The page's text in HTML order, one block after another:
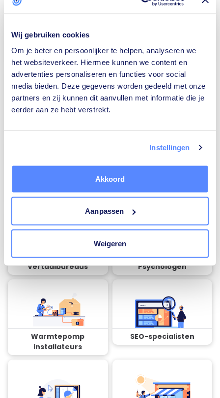
Wij gebruiken cookies
Om je beter en persoonlijker te helpen, analyseren we
het websiteverkeer. Hiermee kunnen we content en
advertenties personaliseren en functies voor social
media bieden. Deze gegevens worden gedeeld met onze
partners en zij kunnen dit aanvullen met informatie die je
eerder aan ze hebt verstrekt.
Instellingen
Akkoord
Aanpassen
Weigeren
Isolatiebedrijven Rijscholen
Relatietherapeuten Tekstschrijvers
Vertaalbureaus Psychologen
Warmtepomp
installateurs
SEO-specialisten